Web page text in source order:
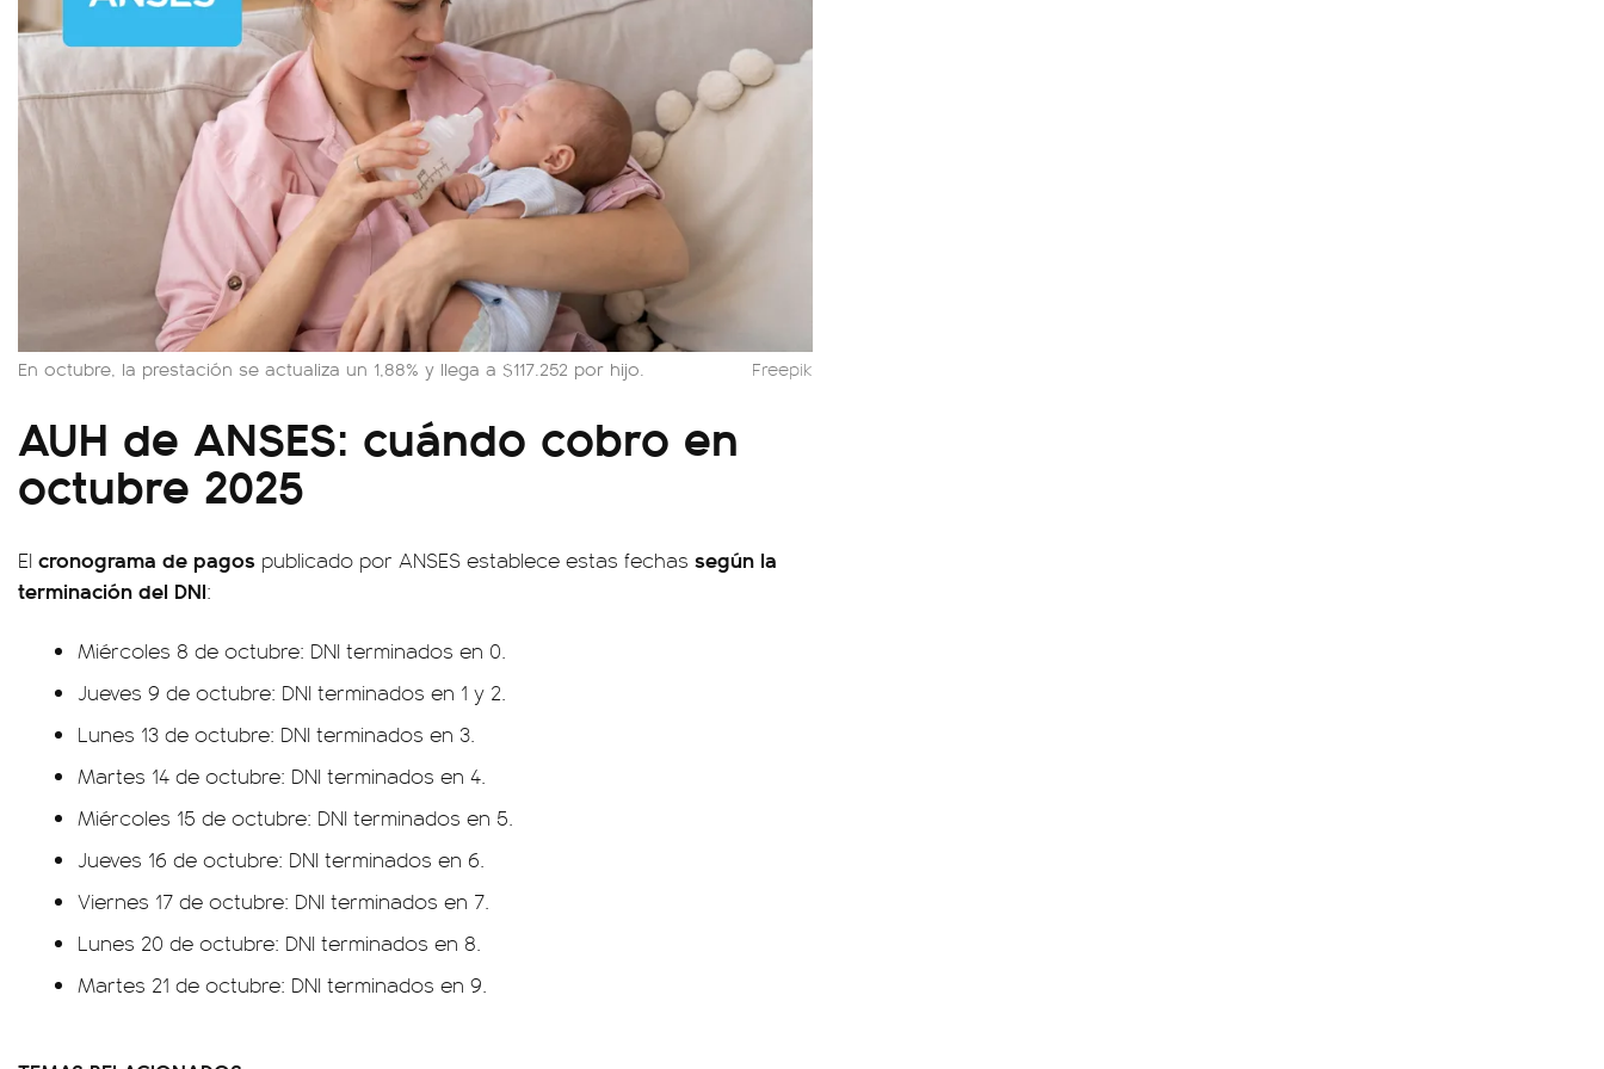
En octubre, la prestación se actualiza un 1,88% y llega a $117.252 por hijo. Freepik
AUH de ANSES: cuándo cobro en
octubre 2025
El cronograma de pagos publicado por ANSES establece estas fechas según la
terminación del DNI:
Miércoles 8 de octubre: DNI terminados en 0.
Jueves 9 de octubre: DNI terminados en 1 y 2.
Lunes 13 de octubre: DNI terminados en 3.
Martes 14 de octubre: DNI terminados en 4.
Miércoles 15 de octubre: DNI terminados en 5.
Jueves 16 de octubre: DNI terminados en 6.
Viernes 17 de octubre: DNI terminados en 7.
Lunes 20 de octubre: DNI terminados en 8.
Martes 21 de octubre: DNI terminados en 9.